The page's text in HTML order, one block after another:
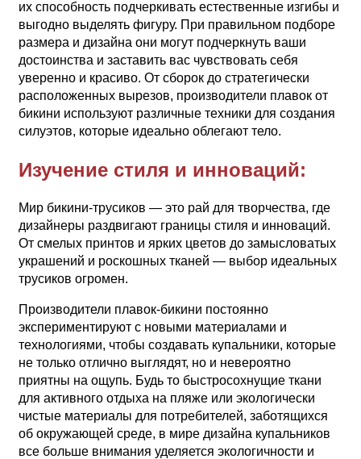
их способность подчеркивать естественные изгибы и
выгодно выделять фигуру. При правильном подборе
размера и дизайна они могут подчеркнуть ваши
достоинства и заставить вас чувствовать себя
уверенно и красиво. От сборок до стратегически
расположенных вырезов, производители плавок от
бикини используют различные техники для создания
силуэтов, которые идеально облегают тело.
Изучение стиля и инноваций:
Мир бикини-трусиков — это рай для творчества, где
дизайнеры раздвигают границы стиля и инноваций.
От смелых принтов и ярких цветов до замысловатых
украшений и роскошных тканей — выбор идеальных
трусиков огромен.
Производители плавок-бикини постоянно
экспериментируют с новыми материалами и
технологиями, чтобы создавать купальники, которые
не только отлично выглядят, но и невероятно
приятны на ощупь. Будь то быстросохнущие ткани
для активного отдыха на пляже или экологически
чистые материалы для потребителей, заботящихся
об окружающей среде, в мире дизайна купальников
все больше внимания уделяется экологичности и